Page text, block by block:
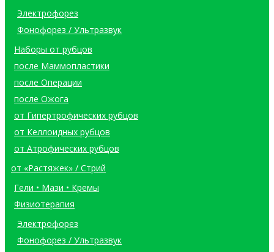
Электрофорез
Фонофорез / Ультразвук
Наборы от рубцов
после Маммопластики
после Операции
после Ожога
от Гипертрофических рубцов
от Келлоидных рубцов
от Атрофических рубцов
от «Растяжек» / Стрий
Гели • Мази • Кремы
Физиотерапия
Электрофорез
Фонофорез / Ультразвук